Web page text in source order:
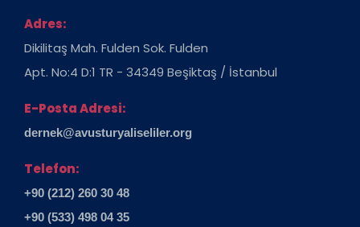
Adres:
Dikilitaş Mah. Fulden Sok. Fulden
Apt. No:4 D:1 TR - 34349 Beşiktaş / İstanbul
E-Posta Adresi:
dernek@avusturyaliseliler.org
Telefon:
+90 (212) 260 30 48
+90 (533) 498 04 35